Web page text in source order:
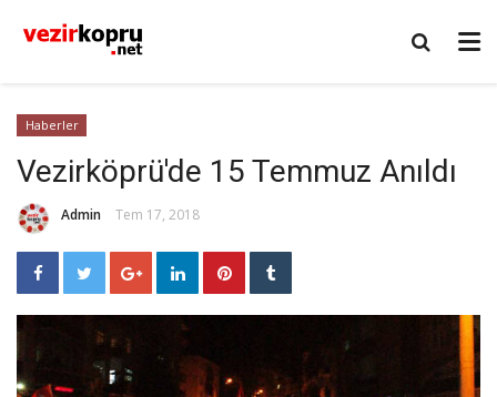
Haberler
Vezirköprü'de 15 Temmuz Anıldı
Admin Tem 17, 2018